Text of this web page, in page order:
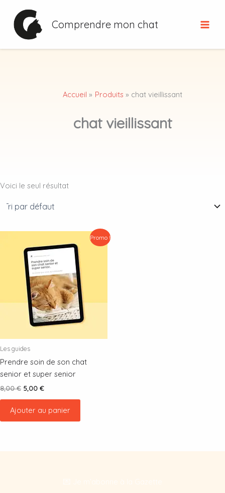
contenu
Comprendre mon chat
Accueil Produits chat vieillissant
chat vieillissant
Voici le seul résultat
Promo !
Les guides
Prendre soin de son chat
senior et super senior
8,00€ Le
était :
8,00 €.
5,00 €Le
est :
5,00 €.
Ajouter au panier